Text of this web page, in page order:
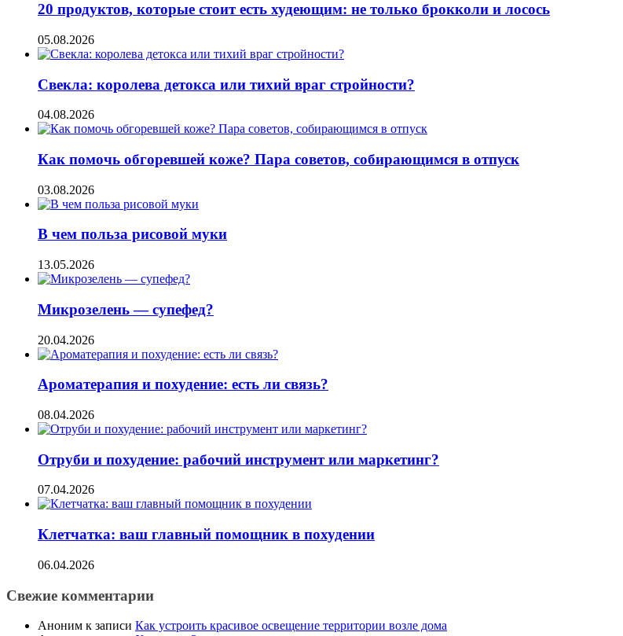
20 продуктов, которые стоит есть худеющим: не только брокколи и лосось
05.08.2026
Свекла: королева детокса или тихий враг стройности?
04.08.2026
Как помочь обгоревшей коже? Пара советов, собирающимся в отпуск
03.08.2026
В чем польза рисовой муки
13.05.2026
Микрозелень — супефед?
20.04.2026
Ароматерапия и похудение: есть ли связь?
08.04.2026
Отруби и похудение: рабочий инструмент или маркетинг?
07.04.2026
Клетчатка: ваш главный помощник в похудении
06.04.2026
Свежие комментарии
Аноним к записи Как устроить красивое освещение территории возле дома